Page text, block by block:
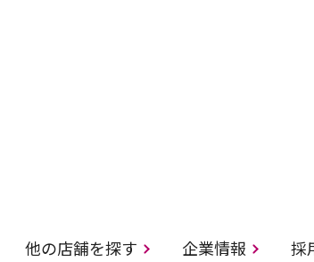
他の店舗を探す 企業情報 採